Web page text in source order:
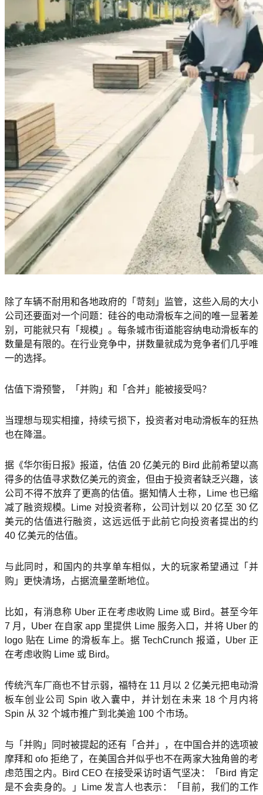
除了车辆不耐用和各地政府的「苛刻」监管，这些入局的大小
公司还要面对一个问题：硅谷的电动滑板车之间的唯一显著差
别，可能就只有「规模」。每条城市街道能容纳电动滑板车的
数量是有限的。在行业竞争中，拼数量就成为竞争者们几乎唯
一的选择。
估值下滑预警，「并购」和「合并」能被接受吗？
当理想与现实相撞，持续亏损下，投资者对电动滑板车的狂热
也在降温。
据《华尔街日报》报道，估值 20 亿美元的 Bird 此前希望以高
得多的估值寻求数亿美元的资金，但由于投资者缺乏兴趣，该
公司不得不放弃了更高的估值。据知情人士称，Lime 也已缩
减了融资规模。Lime 对投资者称，公司计划以 20 亿至 30 亿
美元的估值进行融资，这远远低于此前它向投资者提出的约
40 亿美元的估值。
与此同时，和国内的共享单车相似，大的玩家希望通过「并
购」更快清场，占据流量垄断地位。
比如，有消息称 Uber 正在考虑收购 Lime 或 Bird。甚至今年
7 月，Uber 在自家 app 里提供 Lime 服务入口，并将 Uber 的
logo 贴在 Lime 的滑板车上。据 TechCrunch 报道，Uber 正
在考虑收购 Lime 或 Bird。
传统汽车厂商也不甘示弱，福特在 11 月以 2 亿美元把电动滑
板车创业公司 Spin 收入囊中，并计划在未来 18 个月内将
Spin 从 32 个城市推广到北美逾 100 个市场。
与「并购」同时被提起的还有「合并」，在中国合并的选项被
摩拜和 ofo 拒绝了，在美国合并似乎也不在两家大独角兽的考
虑范围之内。Bird CEO 在接受采访时语气坚决：「Bird 肯定
是不会卖身的。」Lime 发言人也表示：「目前，我们的工作